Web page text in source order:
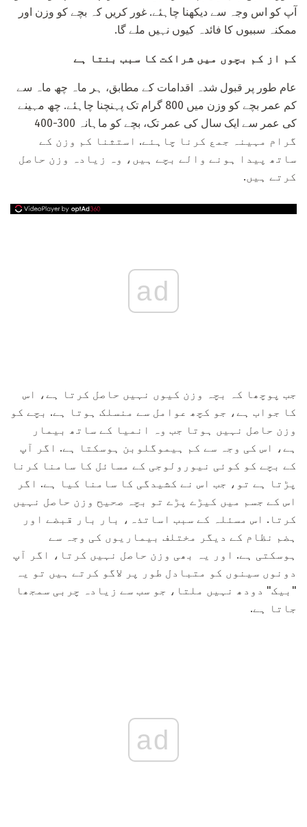
آپ کو اس وجہ سے دیکھنا چاہئے. غور کریں کہ بچے کو وزن اور
ممکنہ سببوں کا فائدہ کیوں نہیں ملے گا.
کم از کم بچوں میں شراکت کا سبب بنتا ہے
عام طور پر قبول شدہ اقدامات کے مطابق، ہر ماہ چھ ماہ سے
کم عمر بچے کو وزن میں 800 گرام تک پہنچنا چاہئے. چھ مہینے
کی عمر سے ایک سال کی عمر تک، بچے کو ماہانہ 300-400
گرام مہینہ جمع کرنا چاہئے. استثنا کم وزن کے
ساتھ پیدا ہونے والے بچے ہیں، وہ زیادہ وزن حاصل
کرتے ہیں.
ad
جب پوچھا کہ بچہ وزن کیوں نہیں حاصل کرتا ہے، اس
کا جواب ہے، جو کچھ عوامل سے منسلک ہوتا ہے. بچے کو
وزن حاصل نہیں ہوتا جب وہ انمیا کے ساتھ بیمار
ہے، اس کی وجہ سے کم ہیموگلوبن ہوسکتا ہے. اگر آپ
کے بچے کو کوئی نیورولوجی کے مسائل کا سامنا کرنا
پڑتا ہے تو، جب اس نے کشیدگی کا سامنا کیا ہے. اگر
اس کے جسم میں کیڑے پڑے تو بچہ صحیح وزن حاصل نہیں
کرتا. اس مسئلہ کے سبب اساتذہ، بار بار قبضے اور
ہضم نظام کے دیگر مختلف بیماریوں کی وجہ سے
ہوسکتی ہے. اور یہ بھی وزن حاصل نہیں کرتا، اگر آپ
دونوں سینوں کو متبادل طور پر لاگو کرتے ہیں تو یہ
"بیک" دودھ نہیں ملتا، جو سب سے زیادہ چربی سمجھا
جاتا ہے.
ad